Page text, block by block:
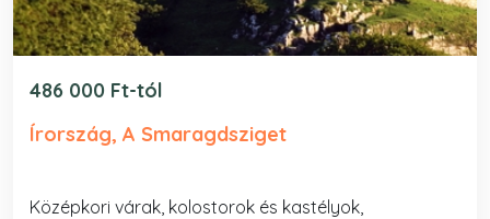
486 000 Ft-tól
Írország, A Smaragdsziget
Középkori várak, kolostorok és kastélyok,